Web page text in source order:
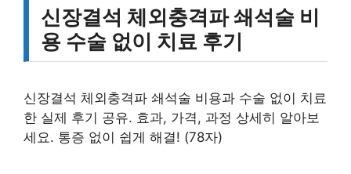
신장결석 체외충격파 쇄석술 비
용 수술 없이 치료 후기
신장결석 체외충격파 쇄석술 비용과 수술 없이 치료
한 실제 후기 공유. 효과, 가격, 과정 상세히 알아보
세요. 통증 없이 쉽게 해결! (78자)